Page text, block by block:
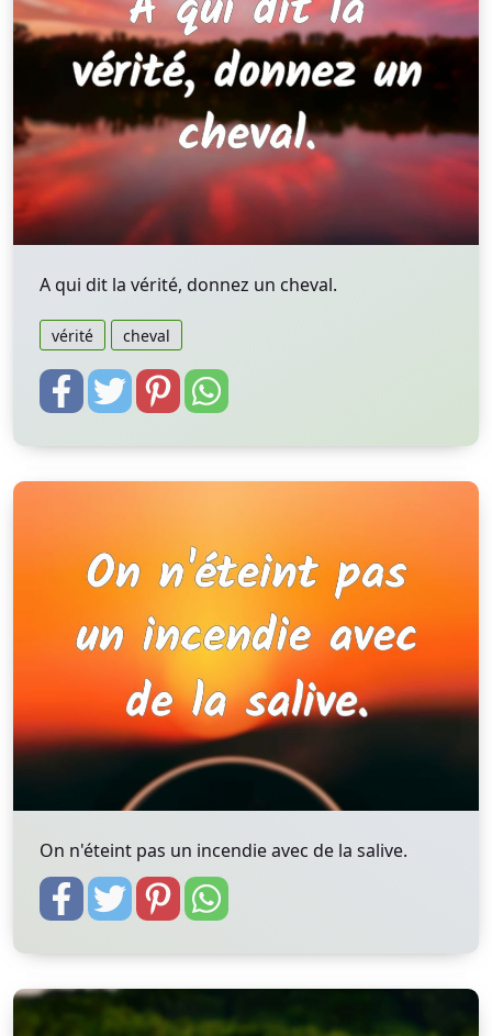
A qui dit la vérité, donnez un cheval.
vérité cheval
On n'éteint pas un incendie avec de la salive.